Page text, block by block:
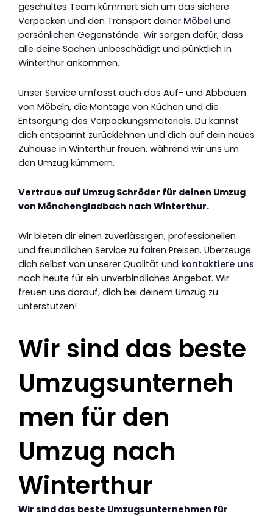
geschultes Team kümmert sich um das sichere
Verpacken und den Transport deiner Möbel und
persönlichen Gegenstände. Wir sorgen dafür, dass
alle deine Sachen unbeschädigt und pünktlich in
Winterthur ankommen.
Unser Service umfasst auch das Auf- und Abbauen
von Möbeln, die Montage von Küchen und die
Entsorgung des Verpackungsmaterials. Du kannst
dich entspannt zurücklehnen und dich auf dein neues
Zuhause in Winterthur freuen, während wir uns um
den Umzug kümmern.
Vertraue auf Umzug Schröder für deinen Umzug
von Mönchengladbach nach Winterthur.
Wir bieten dir einen zuverlässigen, professionellen
und freundlichen Service zu fairen Preisen. Überzeuge
dich selbst von unserer Qualität und kontaktiere uns
noch heute für ein unverbindliches Angebot. Wir
freuen uns darauf, dich bei deinem Umzug zu
unterstützen!
Wir sind das beste
Umzugsunterneh
men für den
Umzug nach
Winterthur
Wir sind das beste Umzugsunternehmen für